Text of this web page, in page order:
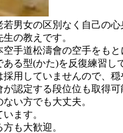
男女の区別なく自己の
の教えです。
手道松濤會の空手をも
る型(かた)を反復練習
用していませんので、
認定する段位位も取得可
い方でも大丈夫。
ます。
も大歓迎。